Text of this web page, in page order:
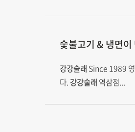
숯불고기 & 냉면이
강강술래 Since 1989
다. 강강술래 역삼점...